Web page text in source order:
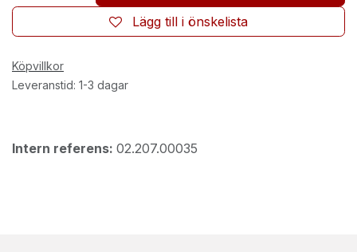
Lägg till i önskelista
Köpvillkor
Leveranstid: 1-3 dagar
Intern referens: 02.207.00035